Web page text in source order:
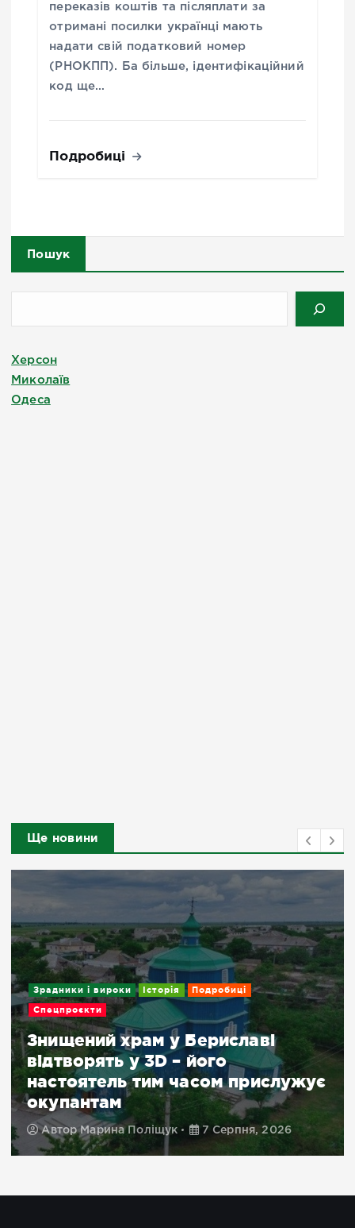
переказів коштів та післяплати за
отримані посилки українці мають
надати свій податковий номер
(РНОКПП). Ба більше, ідентифікаційний
код ще…
Подробиці
Пошук
Херсон
Миколаїв
Одеса
Ще новини
Зрадники і вироки Історія Подробиці
Спецпроєкти
Знищений храм у Бериславі
відтворять у 3D – його
настоятель тим часом прислужує
окупантам
Автор Марина Поліщук 7 Серпня, 2026